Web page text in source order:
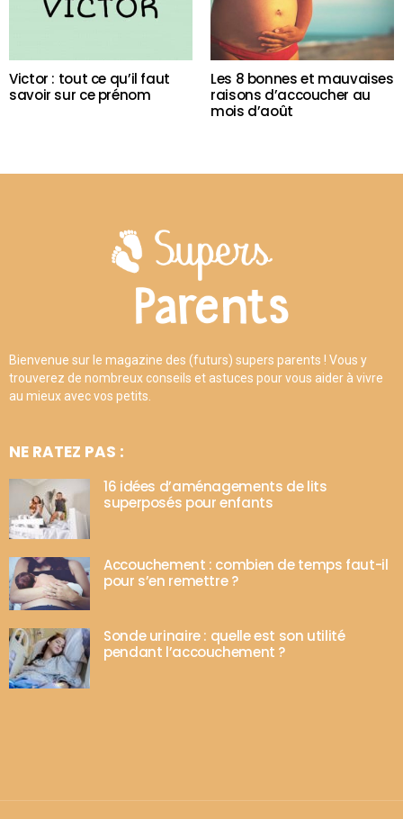
Victor : tout ce qu’il faut
savoir sur ce prénom
Les 8 bonnes et mauvaises
raisons d’accoucher au
mois d’août
Bienvenue sur le magazine des (futurs) supers parents ! Vous y
trouverez de nombreux conseils et astuces pour vous aider à vivre
au mieux avec vos petits.
NE RATEZ PAS :
16 idées d’aménagements de lits
superposés pour enfants
Accouchement : combien de temps faut-il
pour s’en remettre ?
Sonde urinaire : quelle est son utilité
pendant l’accouchement ?